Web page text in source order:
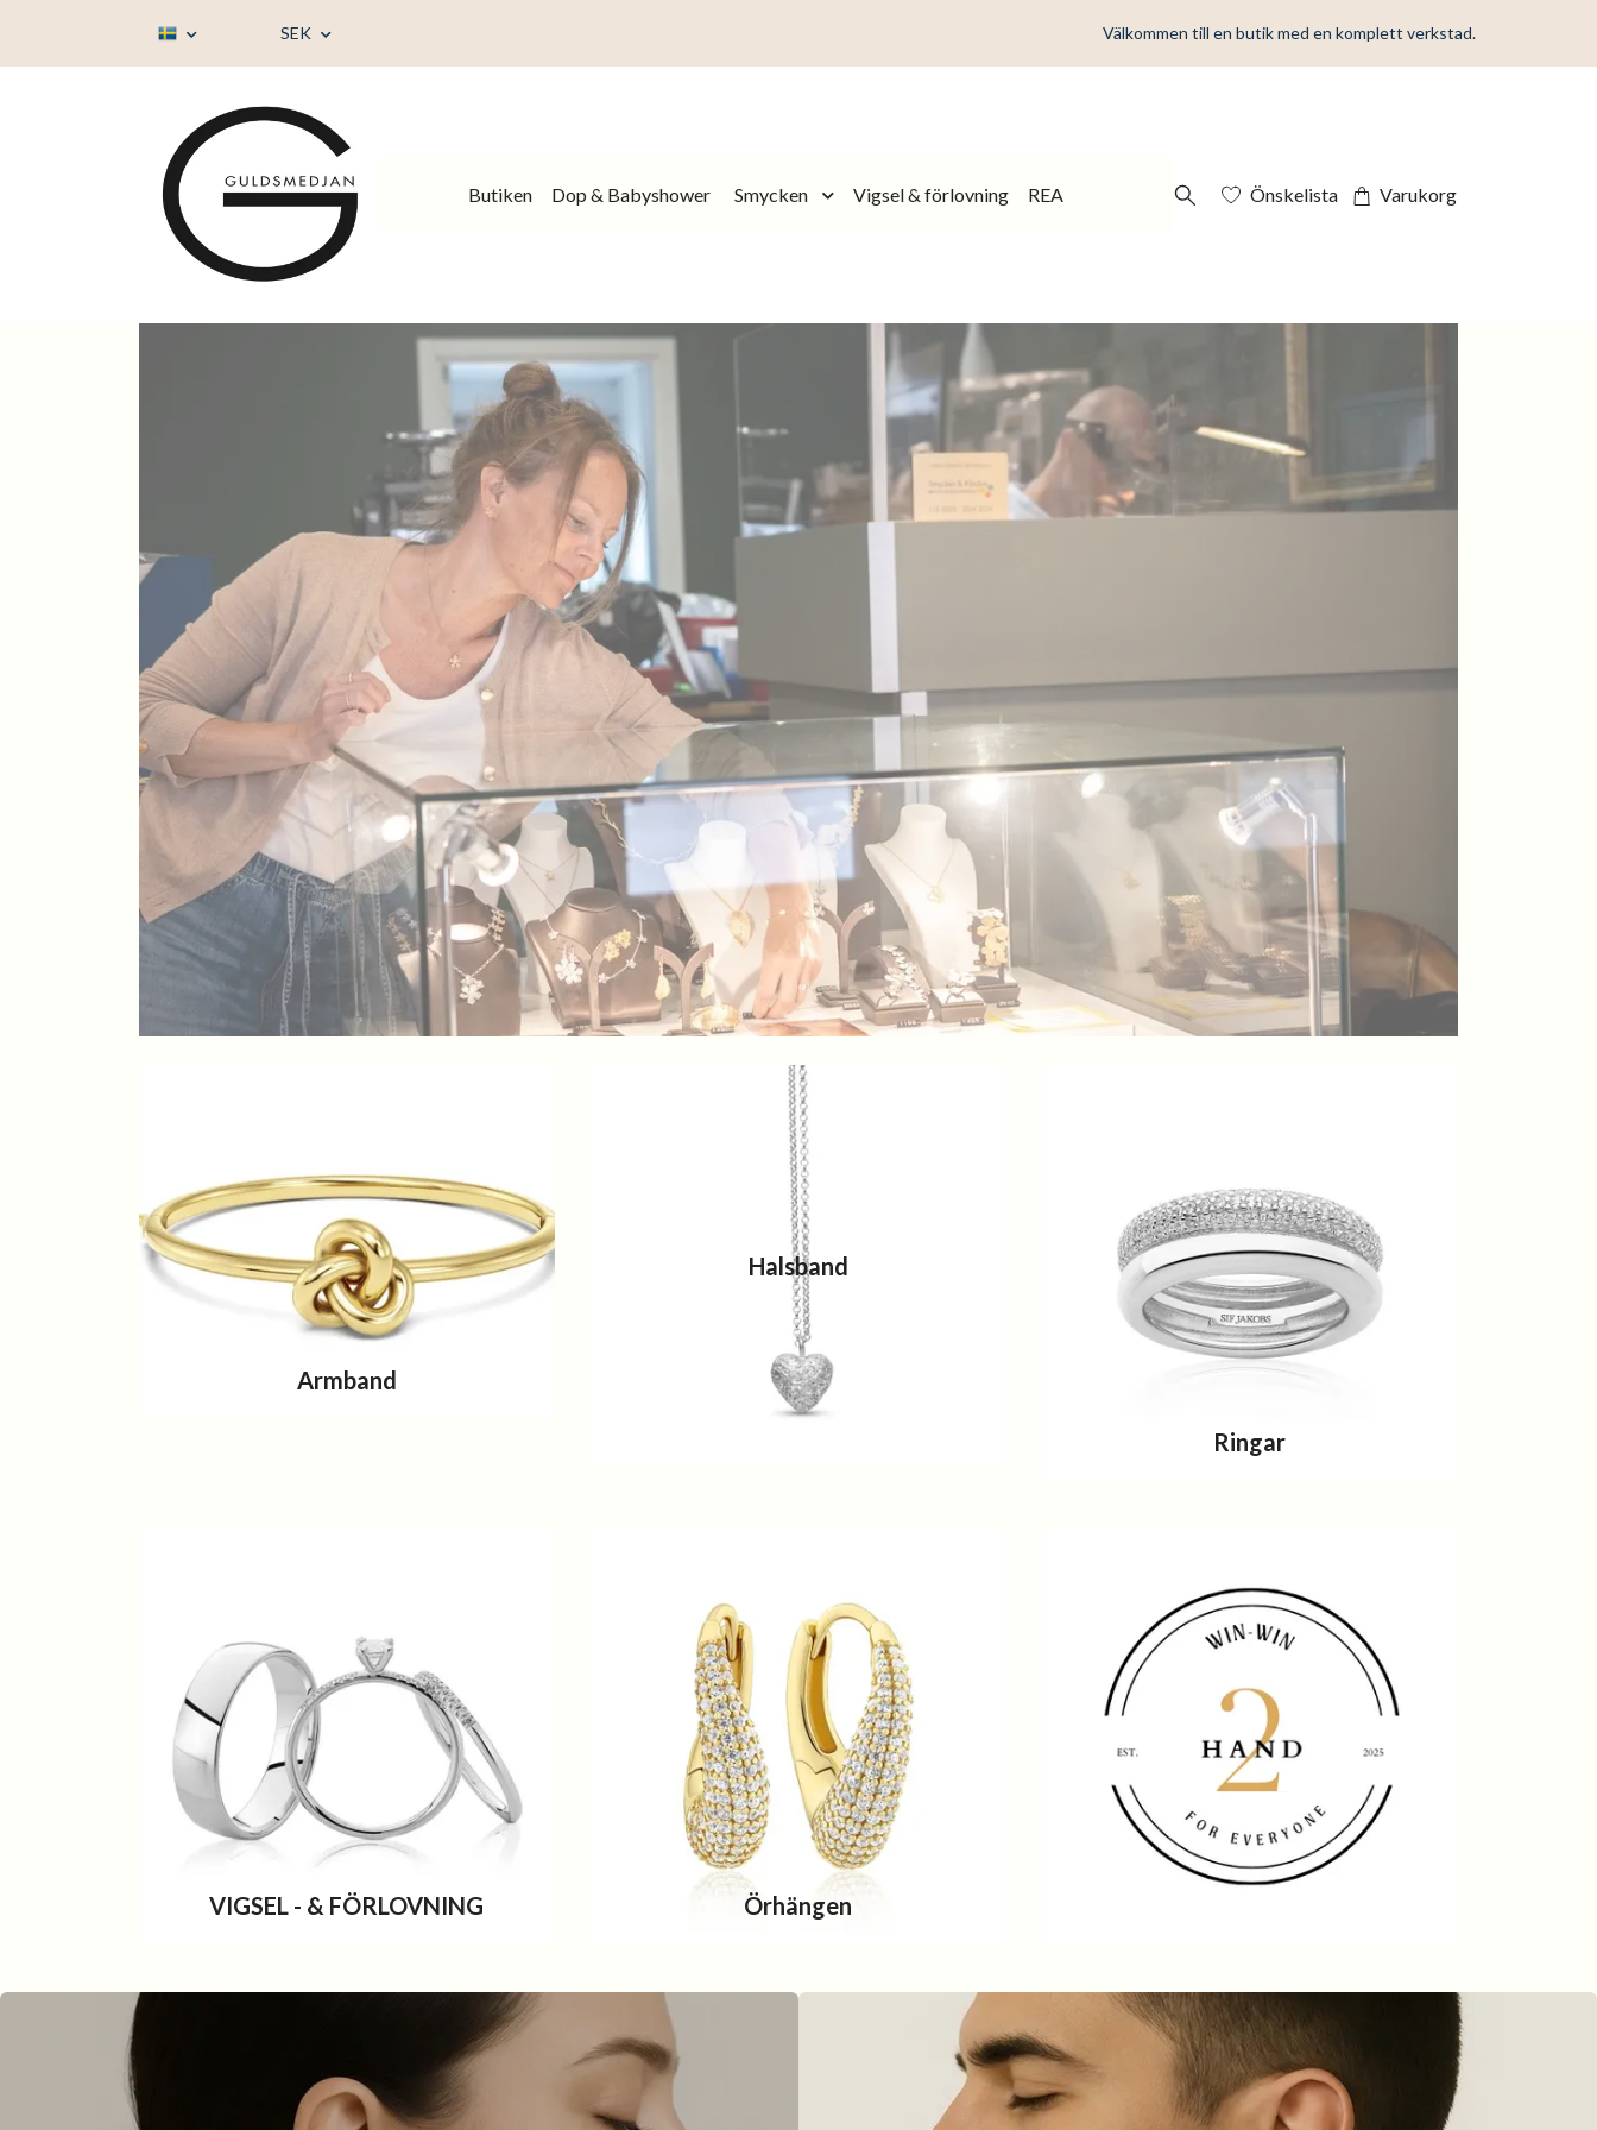
SEK Välkommen till en butik med en komplett verkstad.
Butiken Dop & Babyshower Smycken Vigsel & förlovning REA Önskelista Varukorg
Armband
Halsband
Ringar
VIGSEL - & FÖRLOVNING Örhängen